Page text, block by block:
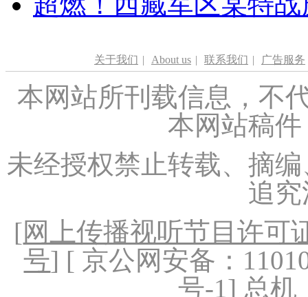
关于我们 | About us | 联系我们 | 广告服务
本网站所刊载信息，不
本网站稿
未经授权禁止转载、摘
追
[网上传播视听节目许可
号] [ 京公网安备：
号-1] 总机